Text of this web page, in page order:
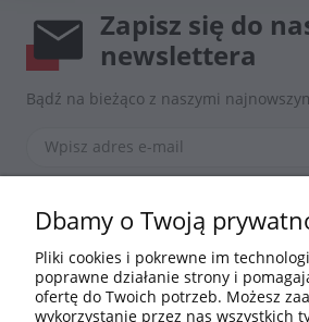
Zapisz się do
newslettera
Bądź na bieżąco z naszymi
*Zapisując się zgadzasz się z nasząpolityką
Informacje
Dbamy o Twoją
Pliki cookies i pokrewne im
poprawne działanie strony i
ofertę do Twoich potrzeb. Możesz
wykorzystanie przez nas wszystkich